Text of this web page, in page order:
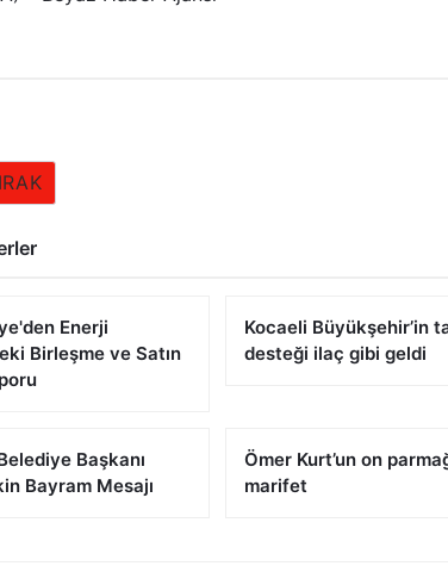
Enerji
Birleşme ve Satın
Kocaeli Büyükşehir’in
desteği ilaç gibi geldi
Başkanı
Bayram Mesajı
Ömer Kurt’un on
marifet